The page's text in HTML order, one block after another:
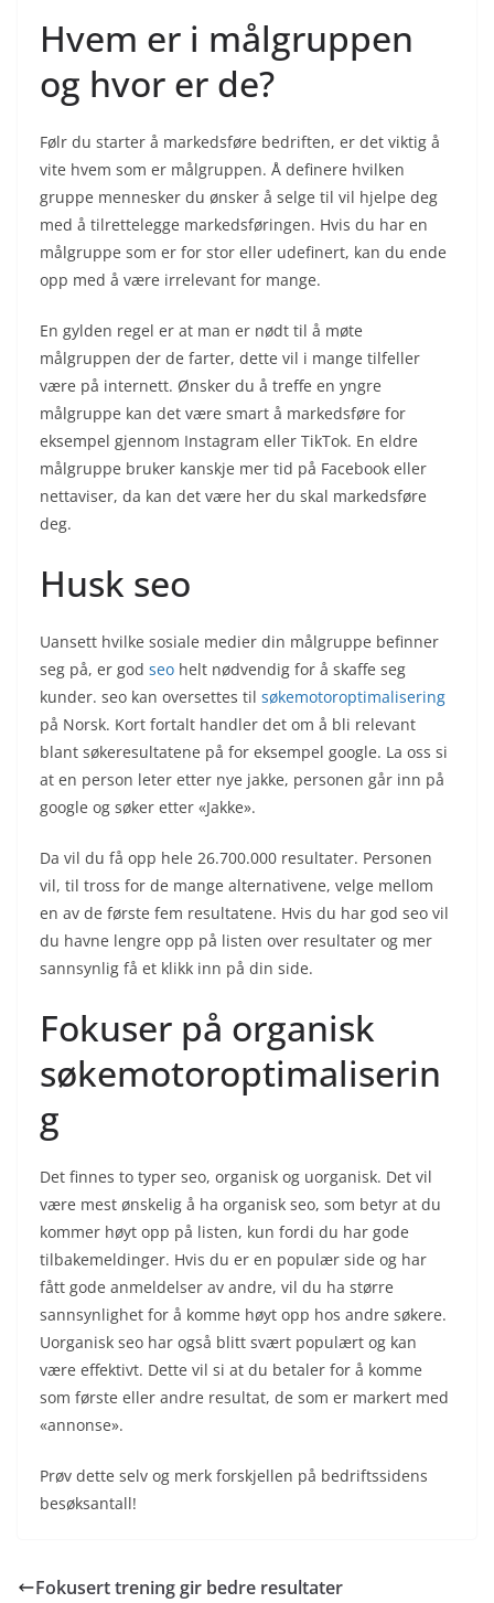
Hvem er i målgruppen
og hvor er de?
Følr du starter å markedsføre bedriften, er det viktig å
vite hvem som er målgruppen. Å definere hvilken
gruppe mennesker du ønsker å selge til vil hjelpe deg
med å tilrettelegge markedsføringen. Hvis du har en
målgruppe som er for stor eller udefinert, kan du ende
opp med å være irrelevant for mange.
En gylden regel er at man er nødt til å møte
målgruppen der de farter, dette vil i mange tilfeller
være på internett. Ønsker du å treffe en yngre
målgruppe kan det være smart å markedsføre for
eksempel gjennom Instagram eller TikTok. En eldre
målgruppe bruker kanskje mer tid på Facebook eller
nettaviser, da kan det være her du skal markedsføre
deg.
Husk seo
Uansett hvilke sosiale medier din målgruppe befinner
seg på, er god seo helt nødvendig for å skaffe seg
kunder. seo kan oversettes til søkemotoroptimalisering
på Norsk. Kort fortalt handler det om å bli relevant
blant søkeresultatene på for eksempel google. La oss si
at en person leter etter nye jakke, personen går inn på
google og søker etter «Jakke».
Da vil du få opp hele 26.700.000 resultater. Personen
vil, til tross for de mange alternativene, velge mellom
en av de første fem resultatene. Hvis du har god seo vil
du havne lengre opp på listen over resultater og mer
sannsynlig få et klikk inn på din side.
Fokuser på organisk
søkemotoroptimaliserin
g
Det finnes to typer seo, organisk og uorganisk. Det vil
være mest ønskelig å ha organisk seo, som betyr at du
kommer høyt opp på listen, kun fordi du har gode
tilbakemeldinger. Hvis du er en populær side og har
fått gode anmeldelser av andre, vil du ha større
sannsynlighet for å komme høyt opp hos andre søkere.
Uorganisk seo har også blitt svært populært og kan
være effektivt. Dette vil si at du betaler for å komme
som første eller andre resultat, de som er markert med
«annonse».
Prøv dette selv og merk forskjellen på bedriftssidens
besøksantall!
Fokusert trening gir bedre resultater